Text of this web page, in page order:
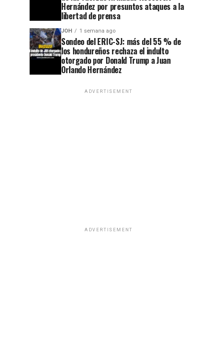
Hernández por presuntos ataques a la
libertad de prensa
JOH 1 semana ago
Sondeo del ERIC-SJ: más del 55 % de
los hondureños rechaza el indulto
otorgado por Donald Trump a Juan
Orlando Hernández
ADVERTISEMENT
ADVERTISEMENT